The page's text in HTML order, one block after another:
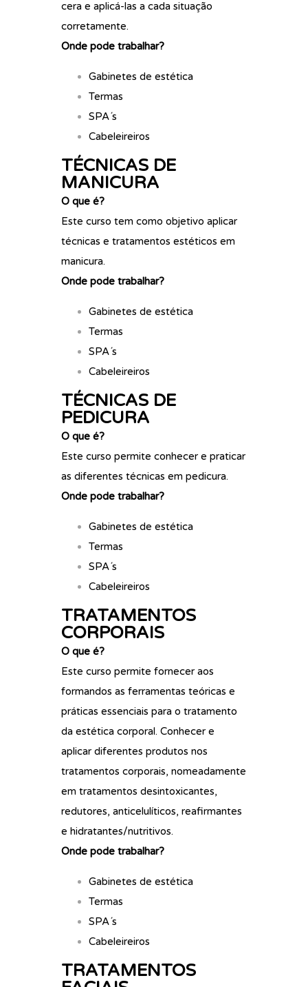
cera e aplicá-las a cada situação
corretamente.
Onde pode trabalhar?
Gabinetes de estética
Termas
SPA´s
Cabeleireiros
TÉCNICAS DE
MANICURA
O que é?
Este curso tem como objetivo aplicar
técnicas e tratamentos estéticos em
manicura.
Onde pode trabalhar?
Gabinetes de estética
Termas
SPA´s
Cabeleireiros
TÉCNICAS DE
PEDICURA
O que é?
Este curso permite conhecer e praticar
as diferentes técnicas em pedicura.
Onde pode trabalhar?
Gabinetes de estética
Termas
SPA´s
Cabeleireiros
TRATAMENTOS
CORPORAIS
O que é?
Este curso permite fornecer aos
formandos as ferramentas teóricas e
práticas essenciais para o tratamento
da estética corporal. Conhecer e
aplicar diferentes produtos nos
tratamentos corporais, nomeadamente
em tratamentos desintoxicantes,
redutores, anticelulíticos, reafirmantes
e hidratantes/nutritivos.
Onde pode trabalhar?
Gabinetes de estética
Termas
SPA´s
Cabeleireiros
TRATAMENTOS